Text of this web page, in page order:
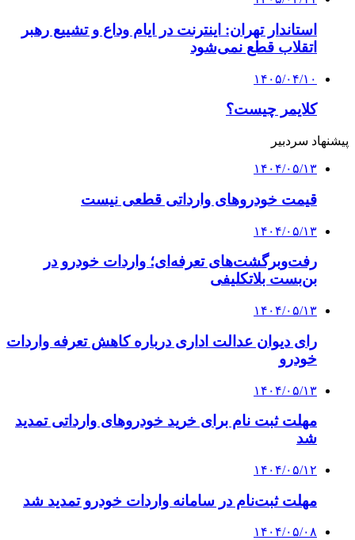
استاندار تهران: اینترنت در ایام وداع و تشییع رهبر
اتقلاب قطع نمی‌شود
۱۴۰۵/۰۴/۱۰
کلایمر چیست؟
پیشنهاد سردبیر
۱۴۰۴/۰۵/۱۳
قیمت خودروهای وارداتی قطعی نیست
۱۴۰۴/۰۵/۱۳
رفت‌وبرگشت‌های تعرفه‌ای؛ واردات خودرو در
بن‌بست بلاتکلیفی
۱۴۰۴/۰۵/۱۳
رای دیوان عدالت اداری درباره کاهش تعرفه واردات
خودرو
۱۴۰۴/۰۵/۱۳
مهلت ثبت نام برای خرید خودروهای وارداتی تمدید
شد
۱۴۰۴/۰۵/۱۲
مهلت ثبت‌نام در سامانه واردات خودرو تمدید شد
۱۴۰۴/۰۵/۰۸